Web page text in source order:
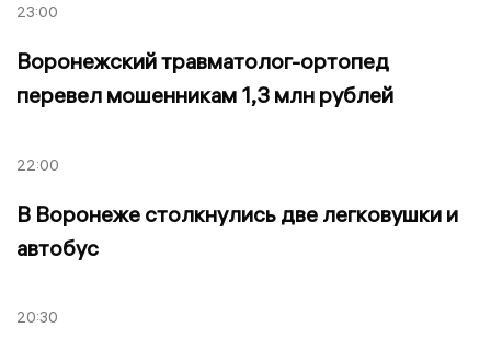
23:00
Воронежский травматолог-ортопед
перевел мошенникам 1,3 млн рублей
22:00
В Воронеже столкнулись две легковушки и
автобус
20:30